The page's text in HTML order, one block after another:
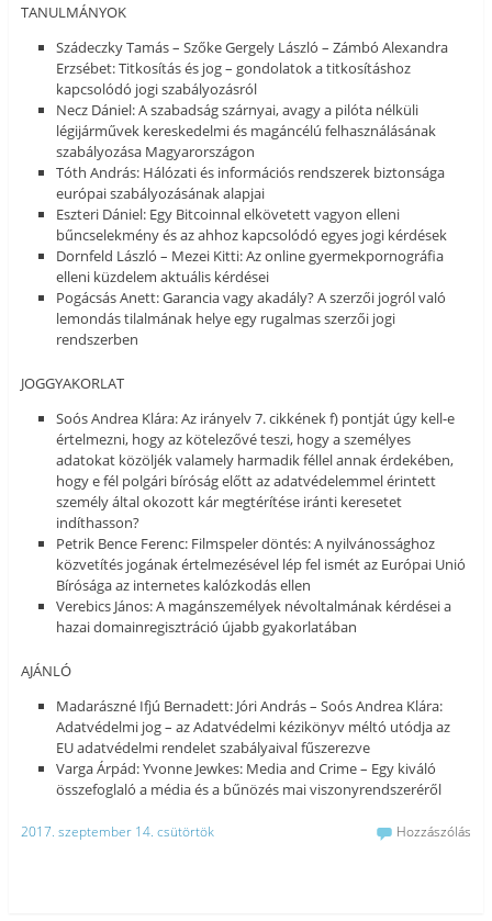
TANULMÁNYOK
Szádeczky Tamás – Szőke Gergely László – Zámbó Alexandra
Erzsébet: Titkosítás és jog – gondolatok a titkosításhoz
kapcsolódó jogi szabályozásról
Necz Dániel: A szabadság szárnyai, avagy a pilóta nélküli
légijárművek kereskedelmi és magáncélú felhasználásának
szabályozása Magyarországon
Tóth András: Hálózati és információs rendszerek biztonsága
európai szabályozásának alapjai
Eszteri Dániel: Egy Bitcoinnal elkövetett vagyon elleni
bűncselekmény és az ahhoz kapcsolódó egyes jogi kérdések
Dornfeld László – Mezei Kitti: Az online gyermekpornográfia
elleni küzdelem aktuális kérdései
Pogácsás Anett: Garancia vagy akadály? A szerzői jogról való
lemondás tilalmának helye egy rugalmas szerzői jogi
rendszerben
JOGGYAKORLAT
Soós Andrea Klára: Az irányelv 7. cikkének f) pontját úgy kell-e
értelmezni, hogy az kötelezővé teszi, hogy a személyes
adatokat közöljék valamely harmadik féllel annak érdekében,
hogy e fél polgári bíróság előtt az adatvédelemmel érintett
személy által okozott kár megtérítése iránti keresetet
indíthasson?
Petrik Bence Ferenc: Filmspeler döntés: A nyilvánossághoz
közvetítés jogának értelmezésével lép fel ismét az Európai Unió
Bírósága az internetes kalózkodás ellen
Verebics János: A magánszemélyek névoltalmának kérdései a
hazai domainregisztráció újabb gyakorlatában
AJÁNLÓ
Madarászné Ifjú Bernadett: Jóri András – Soós Andrea Klára:
Adatvédelmi jog – az Adatvédelmi kézikönyv méltó utódja az
EU adatvédelmi rendelet szabályaival fűszerezve
Varga Árpád: Yvonne Jewkes: Media and Crime – Egy kiváló
összefoglaló a média és a bűnözés mai viszonyrendszeréről
2017. szeptember 14. csütörtök Hozzászólás